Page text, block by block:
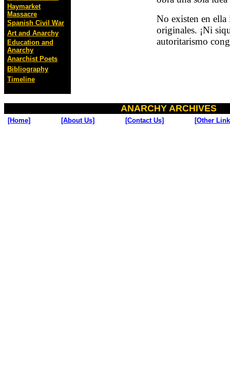
Haymarket
Massacre
Spanish Civil War
Art and Anarchy
Education and
Anarchy
Anarchist Poets
Bibliography
Timeline
No existen en ella
originales. ¡Ni
autoritarismo
ANARCHY ARCHIVES
[Home] [About Us] [Contact Us] [Other